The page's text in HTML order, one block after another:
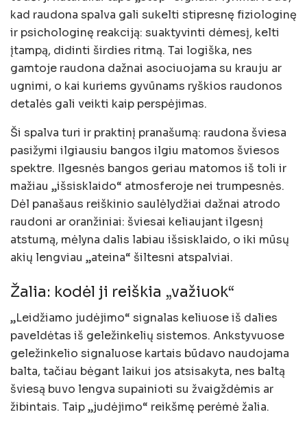
kad raudona spalva gali sukelti stipresnę fiziologinę
ir psichologinę reakciją: suaktyvinti dėmesį, kelti
įtampą, didinti širdies ritmą. Tai logiška, nes
gamtoje raudona dažnai asociuojama su krauju ar
ugnimi, o kai kuriems gyvūnams ryškios raudonos
detalės gali veikti kaip perspėjimas.
Ši spalva turi ir praktinį pranašumą: raudona šviesa
pasižymi ilgiausiu bangos ilgiu matomos šviesos
spektre. Ilgesnės bangos geriau matomos iš toli ir
mažiau „išsisklaido“ atmosferoje nei trumpesnės.
Dėl panašaus reiškinio saulėlydžiai dažnai atrodo
raudoni ar oranžiniai: šviesai keliaujant ilgesnį
atstumą, mėlyna dalis labiau išsisklaido, o iki mūsų
akių lengviau „ateina“ šiltesni atspalviai.
Žalia: kodėl ji reiškia „važiuok“
„Leidžiamo judėjimo“ signalas keliuose iš dalies
paveldėtas iš geležinkelių sistemos. Ankstyvuose
geležinkelio signaluose kartais būdavo naudojama
balta, tačiau bėgant laikui jos atsisakyta, nes baltą
šviesą buvo lengva supainioti su žvaigždėmis ar
žibintais. Taip „judėjimo“ reikšmę perėmė žalia.